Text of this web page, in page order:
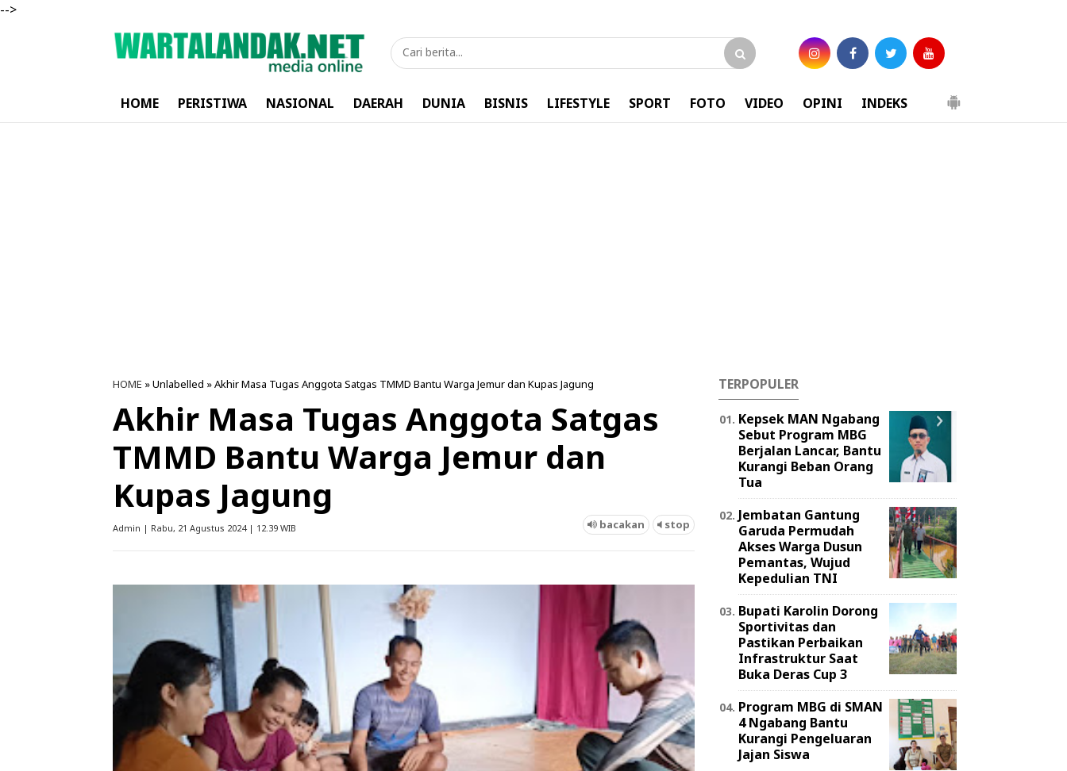
-->
HOME PERISTIWA NASIONAL DAERAH DUNIA BISNIS LIFESTYLE SPORT FOTO VIDEO OPINI INDEKS
HOME » Unlabelled » Akhir Masa Tugas Anggota Satgas TMMD Bantu Warga Jemur dan Kupas Jagung
Akhir Masa Tugas Anggota Satgas
TMMD Bantu Warga Jemur dan
Kupas Jagung
Admin | Rabu, 21 Agustus 2024 | 12.39 WIB bacakan stop
TERPOPULER
Kepsek MAN Ngabang
Sebut Program MBG
Berjalan Lancar, Bantu
Kurangi Beban Orang
Tua
Jembatan Gantung
Garuda Permudah
Akses Warga Dusun
Pemantas, Wujud
Kepedulian TNI
Bupati Karolin Dorong
Sportivitas dan
Pastikan Perbaikan
Infrastruktur Saat
Buka Deras Cup 3
Program MBG di SMAN
4 Ngabang Bantu
Kurangi Pengeluaran
Jajan Siswa